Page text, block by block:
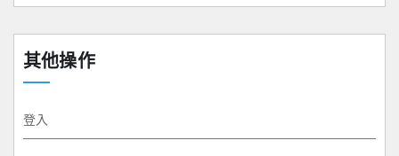
其他操作
登入